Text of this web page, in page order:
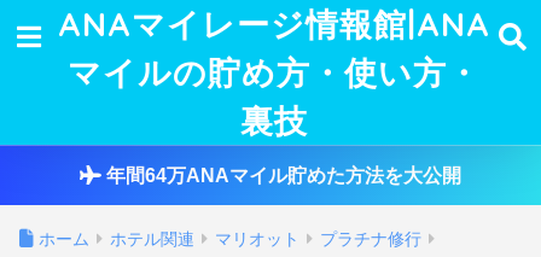
ANAマイレージ情報館|ANA
マイルの貯め方・使い方・
裏技
年間64万ANAマイル貯めた方法を大公開
ホーム ホテル関連 マリオット プラチナ修行